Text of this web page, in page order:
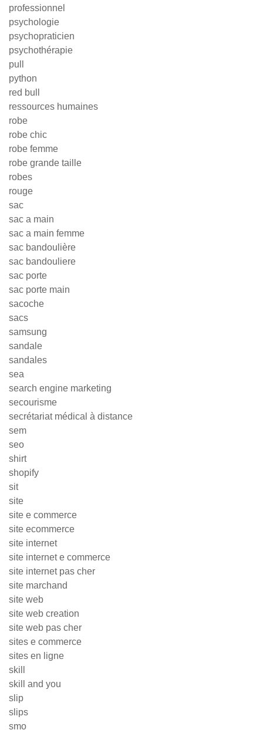
professionnel
psychologie
psychopraticien
psychothérapie
pull
python
red bull
ressources humaines
robe
robe chic
robe femme
robe grande taille
robes
rouge
sac
sac a main
sac a main femme
sac bandoulière
sac bandouliere
sac porte
sac porte main
sacoche
sacs
samsung
sandale
sandales
sea
search engine marketing
secourisme
secrétariat médical à distance
sem
seo
shirt
shopify
sit
site
site e commerce
site ecommerce
site internet
site internet e commerce
site internet pas cher
site marchand
site web
site web creation
site web pas cher
sites e commerce
sites en ligne
skill
skill and you
slip
slips
smo